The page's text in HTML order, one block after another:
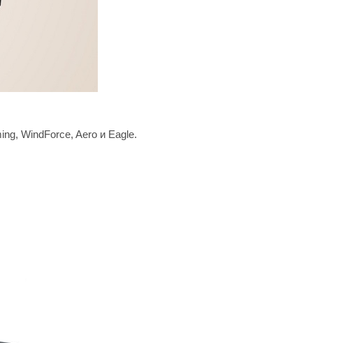
WindForce, Aero и Eagle.